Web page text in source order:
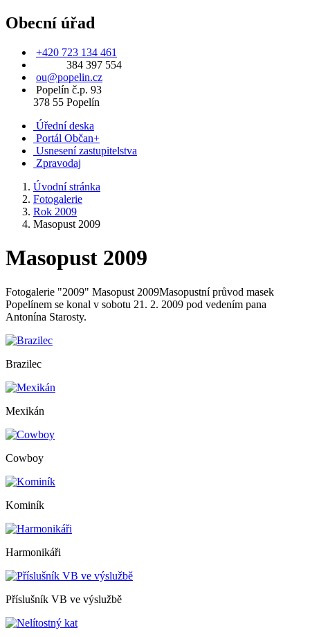
Obecní úřad
+420 723 134 461
384 397 554
ou@popelin.cz
Popelín č.p. 93
378 55 Popelín
Úřední deska
Portál Občan+
Usnesení zastupitelstva
Zpravodaj
Úvodní stránka
Fotogalerie
Rok 2009
Masopust 2009
Masopust 2009
Fotogalerie "2009" Masopust 2009Masopustní průvod masek
Popelínem se konal v sobotu 21. 2. 2009 pod vedením pana
Antonína Starosty.
Brazilec
Mexikán
Cowboy
Kominík
Harmonikáři
Příslušník VB ve výslužbě